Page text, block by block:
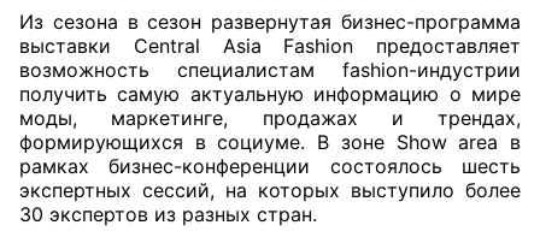
Из сезона в сезон развернутая бизнес-программа
выставки Central Asia Fashion предоставляет
возможность специалистам fashion-индустрии
получить самую актуальную информацию о мире
моды, маркетинге, продажах и трендах,
формирующихся в социуме. В зоне Show area в
рамках бизнес-конференции состоялось шесть
экспертных сессий, на которых выступило более
30 экспертов из разных стран.